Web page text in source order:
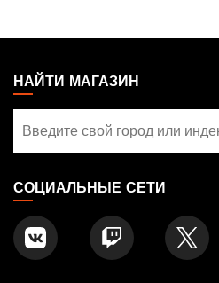
THE
GATHERING
FOOTER
НАЙТИ МАГАЗИН
магазин
СОЦИАЛЬНЫЕ СЕТИ